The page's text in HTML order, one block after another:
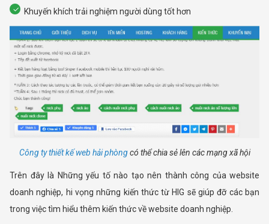
Khuyến khích trải nghiệm người dùng tốt hơn
Công ty thiết kế web hải phòngcó thể chia sẻ lên các mạng xã hội
Trên đây là Những yếu tố nào tạo nên thành công của website
doanh nghiệp, hi vọng những kiến thức từ HIG sẽ giúp đỡ các bạn
trong việc tìm hiểu thêm kiến thức về website doanh nghiệp.